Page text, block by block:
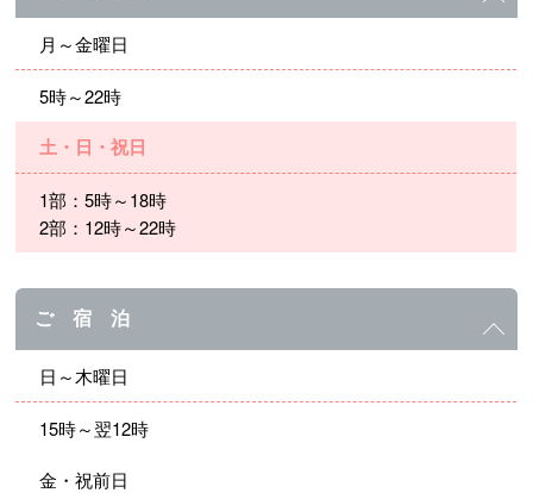
月～金曜日
5時～22時
土・日・祝日
1部：5時～18時
2部：12時～22時
ご 宿 泊
日～木曜日
15時～翌12時
金・祝前日